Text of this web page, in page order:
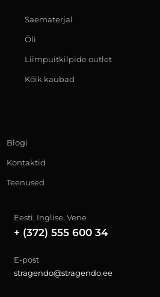
Saematerjal
Õli
Liimpuitkilpide outlet
Kõik kaubad
Blogi
Kontaktid
Teenused
Eesti, Inglise, Vene
+ (372) 555 600 34
E-post
stragendo@stragendo.ee